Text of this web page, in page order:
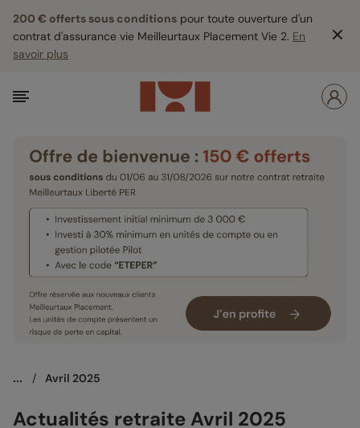
200 € offerts sous conditions pour toute ouverture d'un
contrat d'assurance vie Meilleurtaux Placement Vie 2. En
savoir plus
... / Avril 2025
Actualités retraite Avril 2025